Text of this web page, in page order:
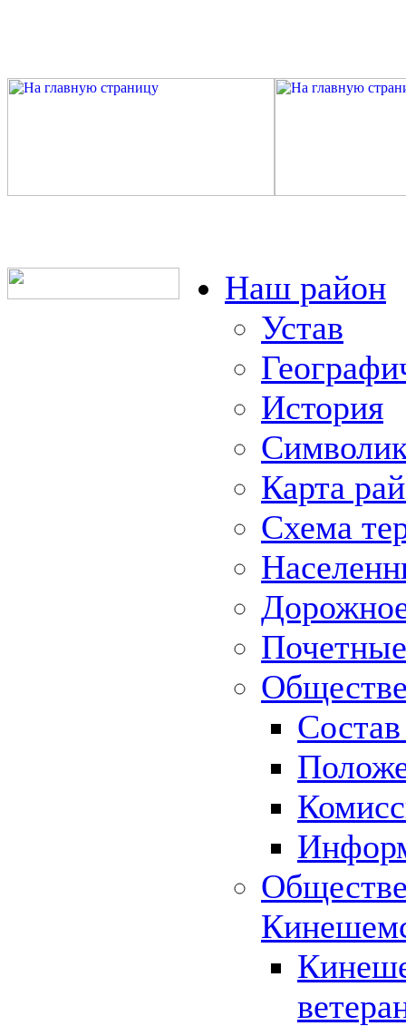
Наш район
Устав
История
Карта
Схема